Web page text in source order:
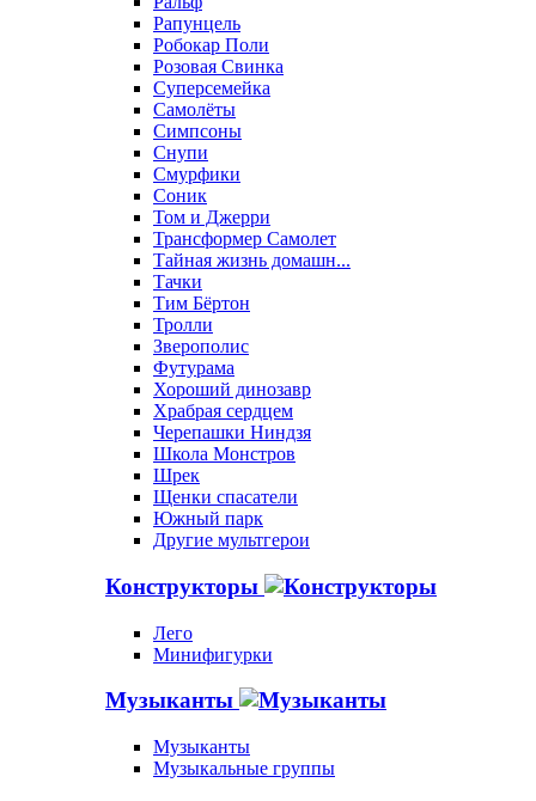
Рапунцель
Робокар Поли
Розовая Свинка
Суперсемейка
Самолёты
Симпсоны
Снупи
Смурфики
Соник
Том и Джерри
Трансформер Самолет
Тайная жизнь домашн...
Тачки
Тим Бёртон
Тролли
Зверополис
Футурама
Хороший динозавр
Храбрая сердцем
Черепашки Ниндзя
Школа Монстров
Шрек
Щенки спасатели
Южный парк
Другие мультгерои
Конструкторы
Лего
Минифигурки
Музыканты
Музыканты
Музыкальные группы